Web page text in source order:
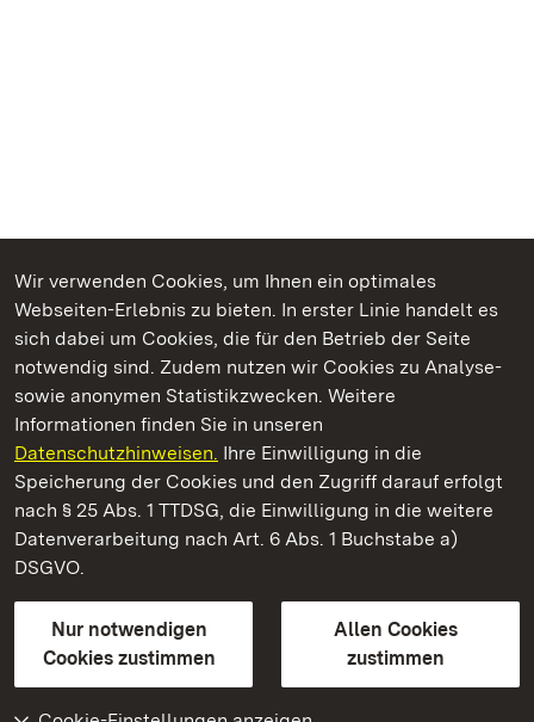
Wir verwenden Cookies, um Ihnen ein optimales
Webseiten-Erlebnis zu bieten. In erster Linie handelt es
sich dabei um Cookies, die für den Betrieb der Seite
notwendig sind. Zudem nutzen wir Cookies zu Analyse-
sowie anonymen Statistikzwecken. Weitere
Informationen finden Sie in unseren
Datenschutzhinweisen. Ihre Einwilligung in die
Speicherung der Cookies und den Zugriff darauf erfolgt
nach § 25 Abs. 1 TTDSG, die Einwilligung in die weitere
Datenverarbeitung nach Art. 6 Abs. 1 Buchstabe a)
DSGVO.
Nur notwendigen
Cookies zustimmen
Allen Cookies
zustimmen
Kommen. Staunen. Genießen.
Schloss Favorite Rastatt
Staatliche Schlösser und Gärten Baden-Württemberg
Kontakt
GebärdenspracheLeichte Sprache
Erklärung zur Barrierefreiheit
BITV-konform (geprüfte Seiten)